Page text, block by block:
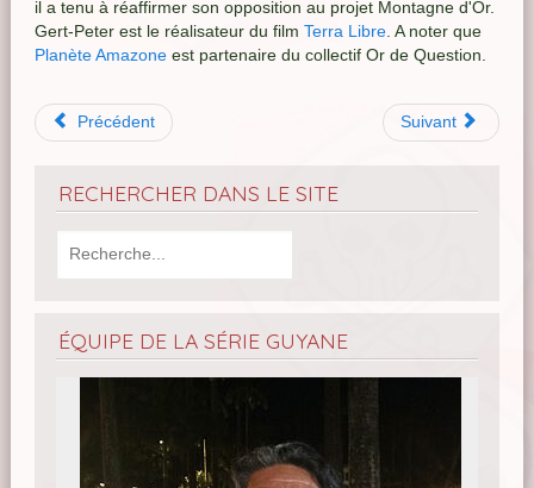
il a tenu à réaffirmer son opposition au projet Montagne d'Or.
Gert-Peter est le réalisateur du film Terra Libre. A noter que
Planète Amazoneest partenaire du collectif Or de Question.
Précédent Suivant
RECHERCHER DANS LE SITE
ÉQUIPE DE LA SÉRIE GUYANE